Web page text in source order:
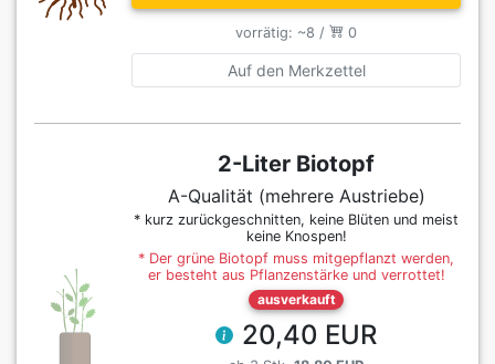
vorrätig: ~8 / 0
Auf den Merkzettel
2-Liter Biotopf
A-Qualität (mehrere Austriebe)
* kurz zurückgeschnitten, keine Blüten und meist
keine Knospen!
* Der grüne Biotopf muss mitgepflanzt werden,
er besteht aus Pflanzenstärke und verrottet!
ausverkauft
20,40 EUR